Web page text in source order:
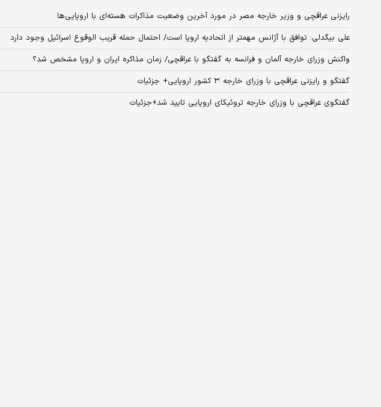
رایزنی عراقچی و وزیر خارجه مصر در مورد آخرین وضعیت مذاکرات هسته‌ای با اروپایی‌ها
علی بیگدلی: توافق با آژانس مهمتر از اتحادیه اروپا است/ احتمال حمله قریب الوقوع اسرائیل وجود دارد
واکنش وزرای خارجه آلمان و فرانسه به گفتگو با عراقچی/ زمان مذاکره ایران و اروپا مشخص شد؟
گفتگو و رایزنی عراقچی با وزرای خارجه ۳ کشور اروپایی+ جزئیات
گفتگوی عراقچی با وزرای خارجه تروئیکای اروپایی تایید شد+جزئیات